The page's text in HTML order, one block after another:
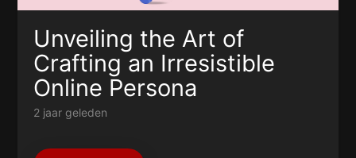
Unveiling the Art of
Crafting an Irresistible
Online Persona
2 jaar geleden